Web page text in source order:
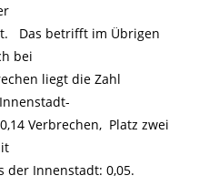
Das betrifft im Übrigen
bei
liegt die Zahl
Verbrechen, Platz zwei
der Innenstadt: 0,05.